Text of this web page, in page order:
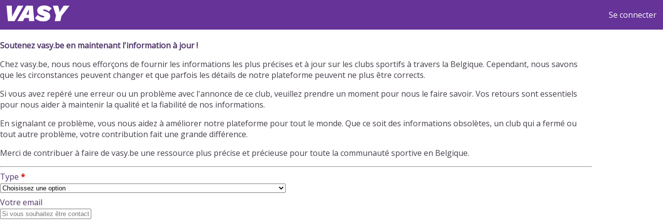
Se connecter
Soutenez vasy.be en maintenant l'information à jour !
Chez vasy.be, nous nous efforçons de fournir les informations les plus précises et à jour sur les clubs sportifs à travers la Belgique. Cependant, nous savons
que les circonstances peuvent changer et que parfois les détails de notre plateforme peuvent ne plus être corrects.
Si vous avez repéré une erreur ou un problème avec l'annonce de ce club, veuillez prendre un moment pour nous le faire savoir. Vos retours sont essentiels
pour nous aider à maintenir la qualité et la fiabilité de nos informations.
En signalant ce problème, vous nous aidez à améliorer notre plateforme pour tout le monde. Que ce soit des informations obsolètes, un club qui a fermé ou
tout autre problème, votre contribution fait une grande différence.
Merci de contribuer à faire de vasy.be une ressource plus précise et précieuse pour toute la communauté sportive en Belgique.
Type
Votre email